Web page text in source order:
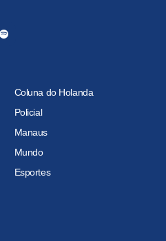
Coluna do Holanda
Policial
Manaus
Mundo
Esportes